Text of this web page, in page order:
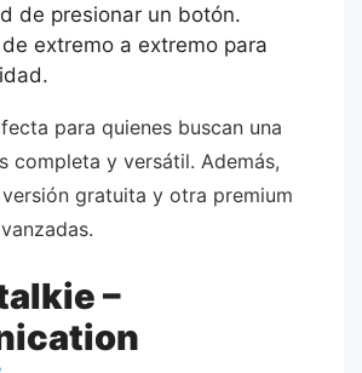
de presionar un botón.
extremo a extremo para
para quienes buscan una
completa y versátil. Además,
gratuita y otra premium
–